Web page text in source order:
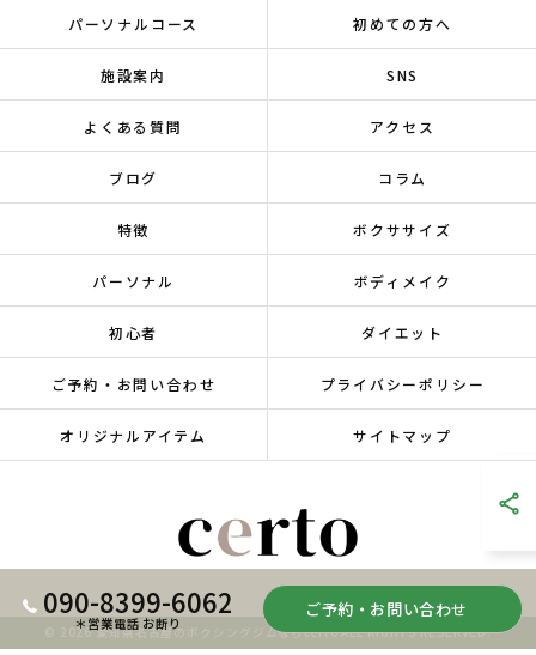
090-8399-6062
＊営業電話 お断り
ご予約・お問い合わせ
パーソナルコース 初めての方へ
施設案内 SNS
よくある質問 アクセス
ブログ コラム
特徴 ボクササイズ
パーソナル ボディメイク
初心者 ダイエット
ご予約・お問い合わせ プライバシーポリシー
オリジナルアイテム サイトマップ
© 2026 愛知県名古屋のボクシングジムならcerto ALL RIGHTS RESERVED.